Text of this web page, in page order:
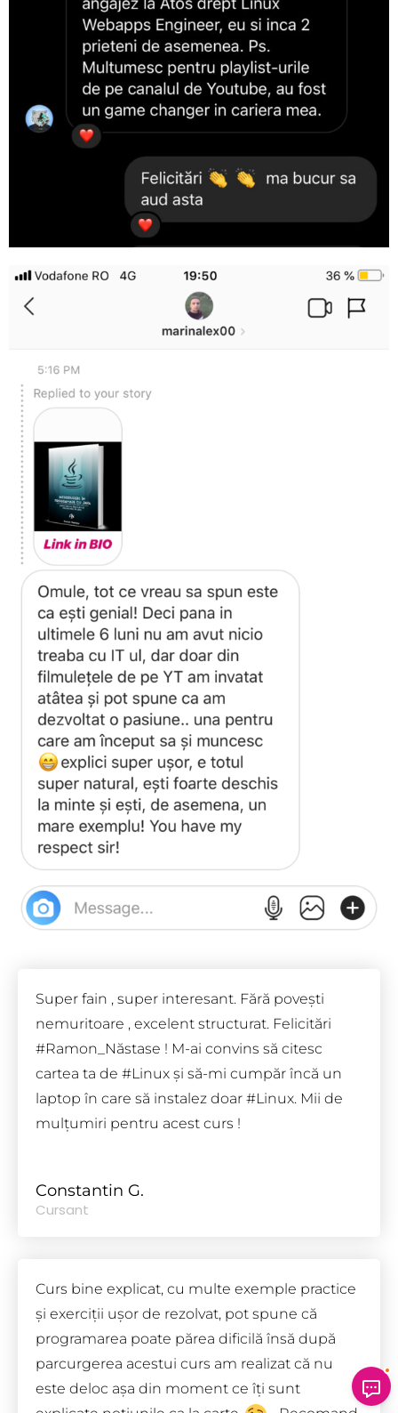
Super fain , super interesant. Fără povești
nemuritoare , excelent structurat. Felicitări
#Ramon_Năstase ! M-ai convins să citesc
cartea ta de #Linux și să-mi cumpăr încă un
laptop în care să instalez doar #Linux. Mii de
mulțumiri pentru acest curs !
Constantin G.
Cursant
Curs bine explicat, cu multe exemple practice
și exerciții ușor de rezolvat, pot spune că
programarea poate părea dificilă însă după
parcurgerea acestui curs am realizat că nu
este deloc așa din moment ce îți sunt